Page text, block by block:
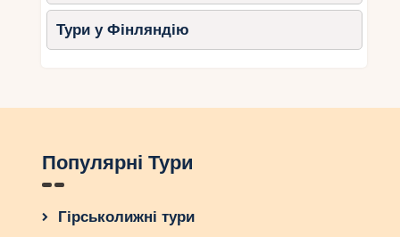
Тури у Фінляндію
Популярні Тури
Гірськолижні тури